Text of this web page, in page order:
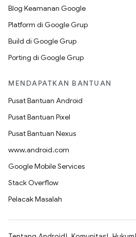
Blog Keamanan Google
Platform di Google Grup
Build di Google Grup
Porting di Google Grup
MENDAPATKAN BANTUAN
Pusat Bantuan Android
Pusat Bantuan Pixel
Pusat Bantuan Nexus
www.android.com
Google Mobile Services
Stack Overflow
Pelacak Masalah